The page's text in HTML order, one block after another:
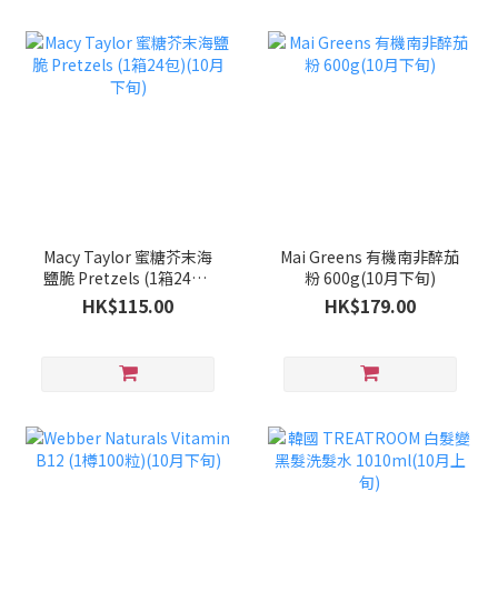
Macy Taylor 蜜糖芥末海
鹽脆 Pretzels (1箱24包)
(10月下旬)
HK$115.00
Mai Greens 有機南非醉茄
粉 600g(10月下旬)
HK$179.00